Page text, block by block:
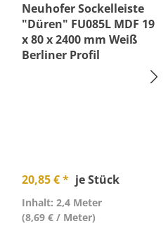
Neuhofer Sockelleiste
"Düren" FU085L MDF 19
x 80 x 2400 mm Weiß
Berliner Profil
20,85 € * je Stück
Inhalt: 2,4 Meter
(8,69 € / Meter)